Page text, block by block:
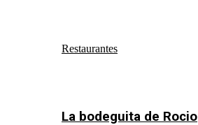
Restaurantes
La bodeguita de Rocio